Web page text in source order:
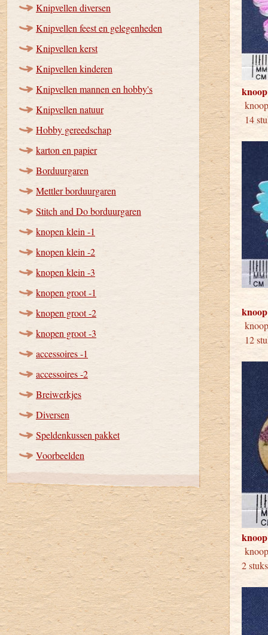
Knipvellen diversen
Knipvellen feest en gelegenheden
Knipvellen kerst
Knipvellen kinderen
Knipvellen mannen en hobby's
Knipvellen natuur
Hobby gereedschap
karton en papier
Borduurgaren
Mettler borduurgaren
Stitch and Do borduurgaren
knopen klein -1
knopen klein -2
knopen klein -3
knopen groot -1
knopen groot -2
knopen groot -3
accessoires -1
accessoires -2
Breiwerkjes
Diversen
Speldenkussen pakket
Voorbeelden
14
12
2